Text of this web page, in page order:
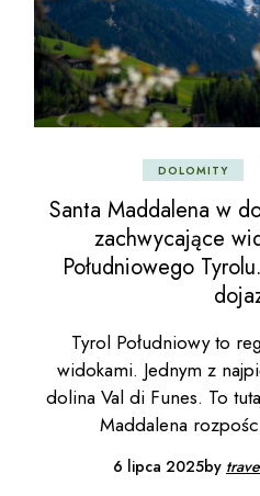
DOLOMITY
Santa Maddalena w
zachwycające
Południowego
Tyrol Południowy to
widokami. Jednym z
dolina Val di Funes. To
Maddalena
6 lipca 2025by